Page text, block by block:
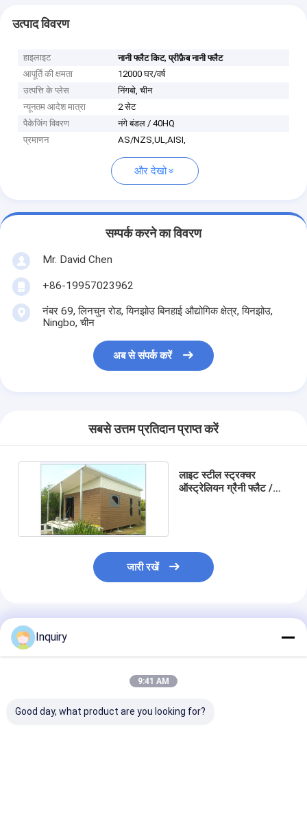
उत्पाद विवरण
हाइलाइट नानी फ्लैट किट,प्रीफ़ैब नानी फ्लैट
आपूर्ति की क्षमता
12000 घर/वर्ष
उत्पत्ति के प्लेस
निंगबो, चीन
न्यूनतम आदेश मात्रा
2 सेट
पैकेजिंग विवरण
नंगे बंडल / 40HQ
प्रमाणन
AS/NZS,UL,AISI,
और देखो
सम्पर्क करने का विवरण
Mr. David Chen
+86-19957023962
नंबर 69, लिनचुन रोड, यिनझोउ बिनहाई औद्योगिक क्षेत्र, यिनझोउ,
Ningbo, चीन
अब से संपर्क करें
सबसे उत्तम प्रतिदान प्राप्त करें
लाइट स्टील स्ट्रक्चर
ऑस्ट्रेलियन ग्रैनी फ्लैट /
जारी रखें
अनुशंसित उत्पाद
Inquiry
9:41 AM
Good day, what product are you looking for?